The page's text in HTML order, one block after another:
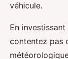
véhicule.
En
contentez pas